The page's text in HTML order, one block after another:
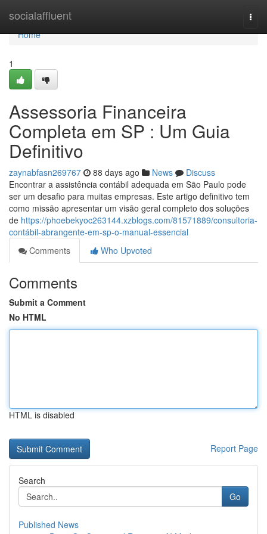
socialaffluent
Home
Home
1
Assessoria Financeira
Completa em SP : Um Guia
Definitivo
zaynabfasn269767 88 days ago News
Discuss
Encontrar a assistência contábil adequada em São Paulo pode
ser um desafio para muitas empresas. Este artigo definitivo tem
como missão apresentar um visão geral completo dos soluções
de https://phoebekyoc263144.xzblogs.com/81571889/consultoria-
contábil-abrangente-em-sp-o-manual-essencial
Comments
Who Upvoted
Comments
Submit a Comment
No HTML
HTML is disabled
Report Page
Search
Go
Published News